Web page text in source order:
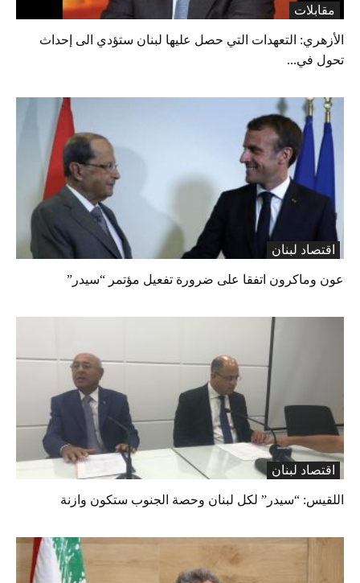
مقابلات
الأزهري: التعهدات التي حصل عليها لبنان ستؤدي الى إحداث
تحول في...
اقتصاد لبنان
عون وماكرون اتفقا على ضرورة تفعيل مؤتمر “سيدر”
اقتصاد لبنان
اللقيس: “سيدر” لكل لبنان وحصة الجنوب ستكون وازنة